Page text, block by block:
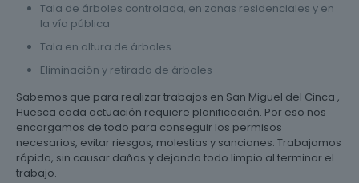
Tala de árboles controlada, en zonas residenciales y en
la vía pública
Tala en altura de árboles
Eliminación y retirada de árboles
Sabemos que para realizar trabajos en San Miguel del Cinca ,
Huesca cada actuación requiere planificación. Por eso nos
encargamos de todo para conseguir los permisos
necesarios, evitar riesgos, molestias y sanciones. Trabajamos
rápido, sin causar daños y dejando todo limpio al terminar el
trabajo.